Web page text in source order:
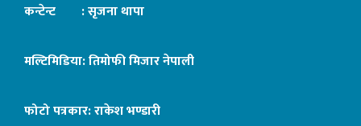
कन्टेन्ट : सृजना थापा
मल्टिमिडिया: तिमोफी मिजार नेपाली
फोटो पत्रकार: राकेश भण्डारी